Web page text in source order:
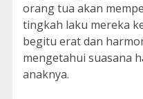
orang tua akan
tingkah laku mereka
begitu erat dan
mengetahui suasana
anaknya.